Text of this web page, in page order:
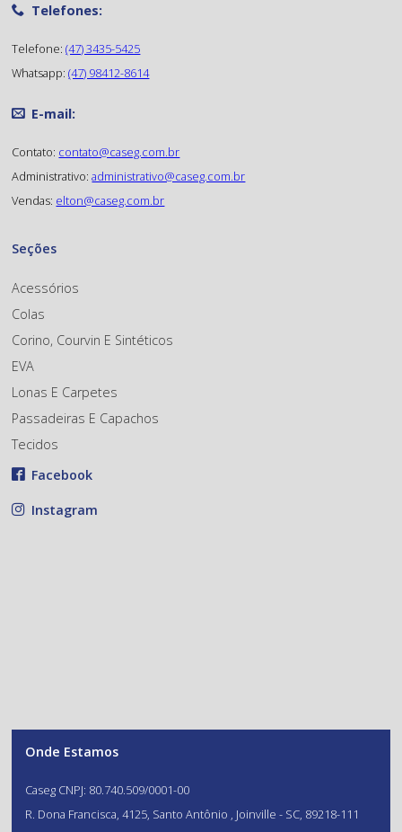
Telefones:
Telefone:(47) 3435-5425
Whatsapp:(47) 98412-8614
E-mail:
Contato: contato@caseg.com.br
Administrativo:administrativo@caseg.com.br
Vendas: elton@caseg.com.br
Seções
Acessórios
Colas
Corino, Courvin E Sintéticos
EVA
Lonas E Carpetes
Passadeiras E Capachos
Tecidos
Facebook
Instagram
Onde Estamos
Caseg CNPJ: 80.740.509/0001-00
R. Dona Francisca, 4125, Santo Antônio , Joinville - SC, 89218-111